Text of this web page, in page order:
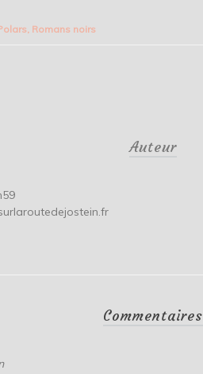
, Romans noirs
Auteur
Commentaires